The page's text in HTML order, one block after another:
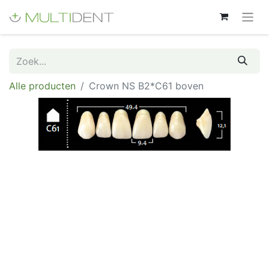
Alle producten Crown NS B2*C61 boven